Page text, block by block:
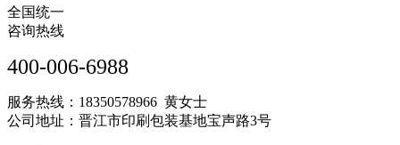
全国统一
咨询热线
400-006-6988
服务热线：18350578966 黄女士
公司地址：晋江市印刷包装基地宝声路3号